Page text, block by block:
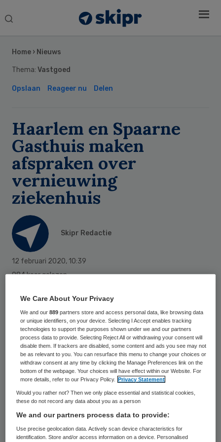
Search
Home › Nieuws
Thema: Vastgoed
Opslaan Reageer nu Delen
Haarlem en Spaarne
Gasthuis maken
afspraken over
vernieuwing
ziekenhuis
Skipr Redactie
12 februari 2020, 10:39
984 keer gelezen
Het Spaarne Gasthuis en de gemeente
Haarlem hebben afspraken gemaakt over
de renovatie van het ziekenhuis. Het
aanpakken van het verouderde ziekenhuis
wordt aangegrepen om ook de verbinding
met de wijk eromheen te verbeteren. Dat
meldt het Instituut voor Vastgoed en
Duurzaamheid (IVVD).
De beide partijen gaan nu samenwerken
Sidebar
We Care About Your Privacy
We and our889 partners store and access personal data, like browsing data
or unique identifiers, on your device. Selecting I Accept enables tracking
technologies to support the purposes shown under we and our partners
process data to provide. Selecting Reject All or withdrawing your consent will
disable them. If trackers are disabled, some content and ads you see may not
be as relevant to you. You can resurface this menu to change your choices or
withdraw consent at any time by clicking the Manage Preferences link on the
bottom of the webpage. Your choices will have effect within our Website. For
more details, refer to our Privacy Policy.
Privacy Statement
Would you rather not? Then we only place essential and statistical cookies,
these do not record any data about you as a person
We and our partners process data to provide:
Use precise geolocation data. Actively scan device characteristics for
identification. Store and/or access information on a device. Personalised